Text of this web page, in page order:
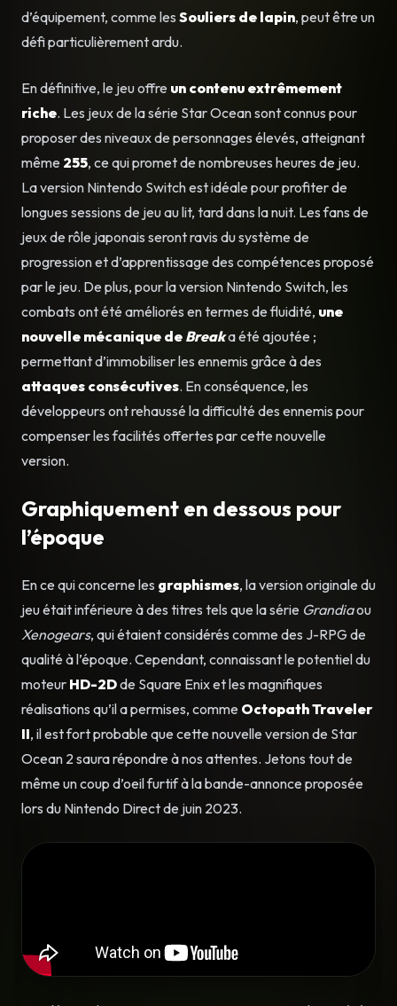
d’équipement, comme les Souliers de lapin, peut être un
défi particulièrement ardu.
En définitive, le jeu offre un contenu extrêmement
riche. Les jeux de la série Star Ocean sont connus pour
proposer des niveaux de personnages élevés, atteignant
même 255, ce qui promet de nombreuses heures de jeu.
La version Nintendo Switch est idéale pour profiter de
longues sessions de jeu au lit, tard dans la nuit. Les fans de
jeux de rôle japonais seront ravis du système de
progression et d’apprentissage des compétences proposé
par le jeu. De plus, pour la version Nintendo Switch, les
combats ont été améliorés en termes de fluidité, une
nouvelle mécanique de Breaka été ajoutée ;
permettant d’immobiliser les ennemis grâce à des
attaques consécutives. En conséquence, les
développeurs ont rehaussé la difficulté des ennemis pour
compenser les facilités offertes par cette nouvelle
version.
Graphiquement en dessous pour
l’époque
En ce qui concerne les graphismes, la version originale du
jeu était inférieure à des titres tels que la série Grandiaou
Xenogears, qui étaient considérés comme des J-RPG de
qualité à l’époque. Cependant, connaissant le potentiel du
moteur HD-2Dde Square Enix et les magnifiques
réalisations qu’il a permises, comme Octopath Traveler
II, il est fort probable que cette nouvelle version de Star
Ocean 2 saura répondre à nos attentes. Jetons tout de
même un coup d’oeil furtif à la bande-annonce proposée
lors du Nintendo Direct de juin 2023.